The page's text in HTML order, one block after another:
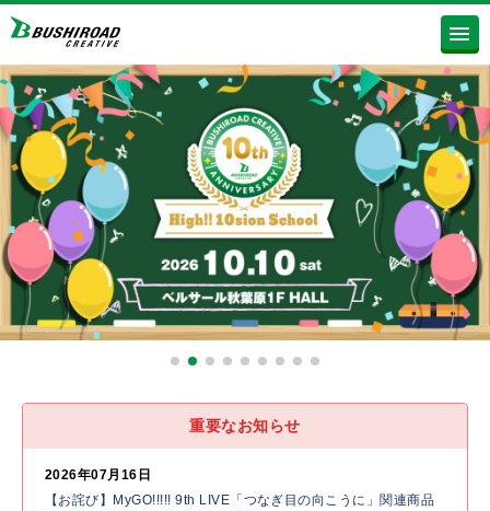
重要なお知らせ
2026年07月16日
【お詫び】MyGO!!!!! 9th LIVE「つなぎ目の向こうに」関連商品